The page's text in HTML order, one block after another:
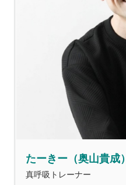
たーきー（奥山貴成）
真呼吸トレーナー